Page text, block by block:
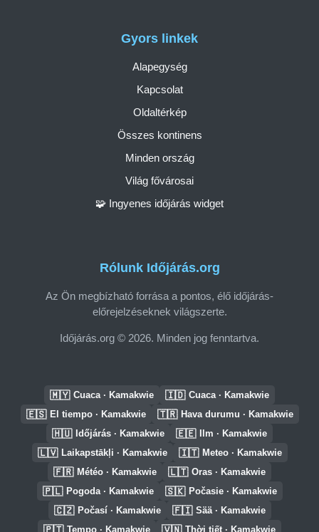
Rólunk Időjárás.org
Az Ön megbízható forrása a pontos, élő időjárás-
előrejelzéseknek világszerte.
Időjárás.org © 2026. Minden jog fenntartva.
Gyors linkek
Alapegység
Kapcsolat
Oldaltérkép
Összes kontinens
Minden ország
Világ fővárosai
🧩 Ingyenes időjárás widget
🇲🇾 Cuaca · Kamakwie 🇮🇩 Cuaca · Kamakwie
🇪🇸 El tiempo · Kamakwie 🇹🇷 Hava durumu · Kamakwie
🇭🇺 Időjárás · Kamakwie 🇪🇪 Ilm · Kamakwie
🇱🇻 Laikapstākļi · Kamakwie 🇮🇹 Meteo · Kamakwie
🇫🇷 Météo · Kamakwie 🇱🇹 Oras · Kamakwie
🇵🇱 Pogoda · Kamakwie 🇸🇰 Počasie · Kamakwie
🇨🇿 Počasí · Kamakwie 🇫🇮 Sää · Kamakwie
🇵🇹 Tempo · Kamakwie 🇻🇳 Thời tiết · Kamakwie